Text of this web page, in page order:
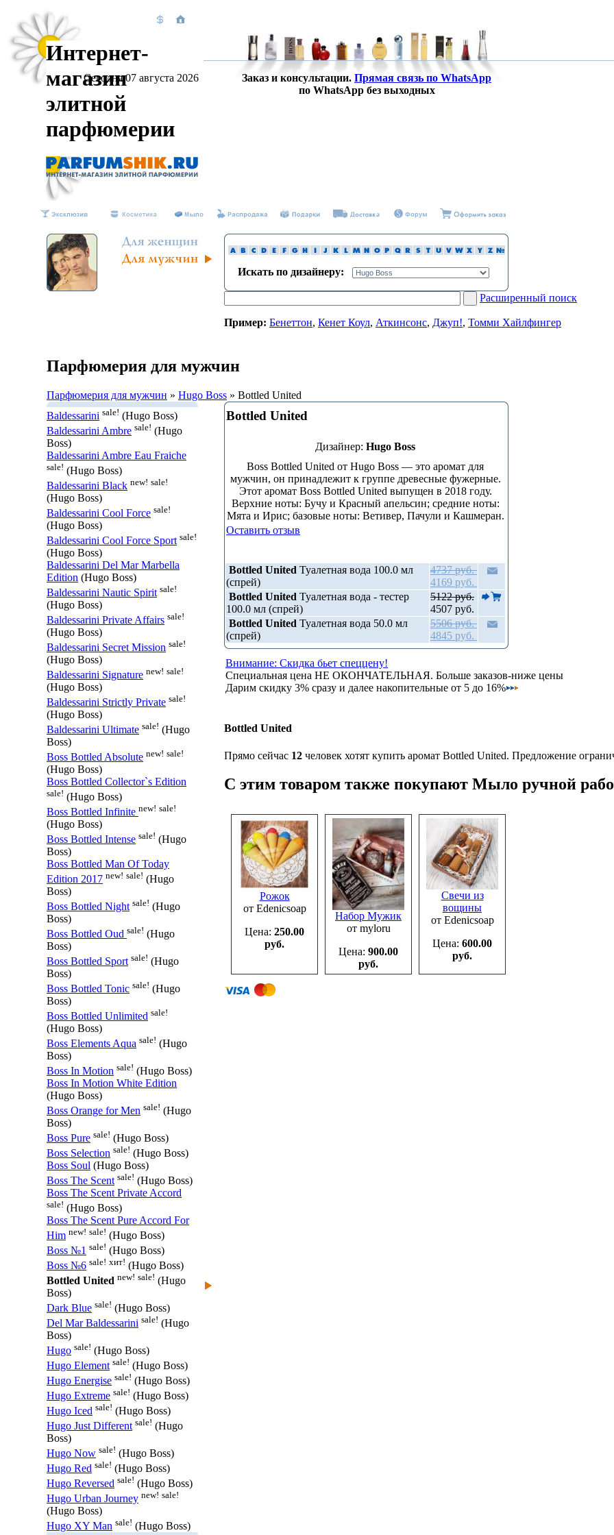
Интернет-
магазин
элитной
парфюмерии
Сегодня 07 августа 2026 Заказ и консультации. Прямая связь по WhatsApp
по WhatsApp без выходных
Искать по дизайнеру:
Расширенный поиск
Пример: Бенеттон, Кенет Коул, Аткинсонс, Джуп!, Томми Хайлфингер
Парфюмерия для мужчин
Парфюмерия для мужчин » Hugo Boss » Bottled United
Baldessarini sale! (Hugo Boss)
Baldessarini Ambre sale! (Hugo
Boss)
Baldessarini Ambre Eau Fraiche
sale! (Hugo Boss)
Baldessarini Black new! sale!
(Hugo Boss)
Baldessarini Cool Force sale!
(Hugo Boss)
Baldessarini Cool Force Sport sale!
(Hugo Boss)
Baldessarini Del Mar Marbella
Edition (Hugo Boss)
Baldessarini Nautic Spirit sale!
(Hugo Boss)
Baldessarini Private Affairs sale!
(Hugo Boss)
Baldessarini Secret Mission sale!
(Hugo Boss)
Baldessarini Signature new! sale!
(Hugo Boss)
Baldessarini Strictly Private sale!
(Hugo Boss)
Baldessarini Ultimate sale! (Hugo
Boss)
Boss Bottled Absolute new! sale!
(Hugo Boss)
Boss Bottled Collector`s Edition
sale! (Hugo Boss)
Boss Bottled Infinite new! sale!
(Hugo Boss)
Boss Bottled Intense sale! (Hugo
Boss)
Boss Bottled Man Of Today
Edition 2017 new! sale! (Hugo
Boss)
Boss Bottled Night sale! (Hugo
Boss)
Boss Bottled Oud sale! (Hugo
Boss)
Boss Bottled Sport sale! (Hugo
Boss)
Boss Bottled Tonic sale! (Hugo
Boss)
Boss Bottled Unlimited sale!
(Hugo Boss)
Boss Elements Aqua sale! (Hugo
Boss)
Boss In Motion sale! (Hugo Boss)
Boss In Motion White Edition
(Hugo Boss)
Boss Orange for Men sale! (Hugo
Boss)
Boss Pure sale! (Hugo Boss)
Boss Selection sale! (Hugo Boss)
Boss Soul (Hugo Boss)
Boss The Scent sale! (Hugo Boss)
Boss The Scent Private Accord
sale! (Hugo Boss)
Boss The Scent Pure Accord For
Him new! sale! (Hugo Boss)
Boss №1 sale! (Hugo Boss)
Boss №6 sale! хит! (Hugo Boss)
Bottled United new! sale! (Hugo
Boss)
Dark Blue sale! (Hugo Boss)
Del Mar Baldessarini sale! (Hugo
Boss)
Hugo sale! (Hugo Boss)
Hugo Element sale! (Hugo Boss)
Hugo Energise sale! (Hugo Boss)
Hugo Extreme sale! (Hugo Boss)
Hugo Iced sale! (Hugo Boss)
Hugo Just Different sale! (Hugo
Boss)
Hugo Now sale! (Hugo Boss)
Hugo Red sale! (Hugo Boss)
Hugo Reversed sale! (Hugo Boss)
Hugo Urban Journey new! sale!
(Hugo Boss)
Hugo XY Man sale! (Hugo Boss)
Bottled United
Дизайнер: Hugo Boss
Boss Bottled United от Hugo Boss — это аромат для
мужчин, он принадлежит к группе древесные фужерные.
Этот аромат Boss Bottled United выпущен в 2018 году.
Верхние ноты: Бучу и Красный апельсин; средние ноты:
Мята и Ирис; базовые ноты: Ветивер, Пачули и Кашмеран.
Оставить отзыв
Bottled United Туалетная вода 100.0 мл
(спрей)
4737 руб.
4169 руб.
Bottled United Туалетная вода - тестер
100.0 мл (спрей)
5122 руб.
4507 руб.
Bottled United Туалетная вода 50.0 мл
(спрей)
5506 руб.
4845 руб.
Внимание: Скидка бьет спеццену!
Специальная цена НЕ ОКОНЧАТЕЛЬНАЯ. Больше заказов-ниже цены
Дарим скидку 3% сразу и далее накопительные от 5 до 16%
Bottled United
Прямо сейчас 12 человек хотят купить аромат Bottled United. Предложение
С этим товаром также покупают Мыло ручной
Рожок
от Edenicsoap
Цена: 250.00
руб.
Набор Мужик
от myloru
Цена: 900.00
руб.
Свечи из
вощины
от Edenicsoap
Цена: 600.00
руб.